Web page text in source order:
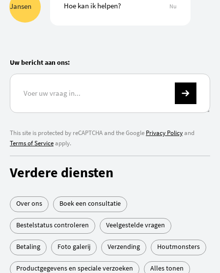
Hoe kan ik helpen? Nu
Uw bericht aan ons:
This site is protected by reCAPTCHA and the Google Privacy Policyand
Terms of Serviceapply.
Verdere diensten
Over ons Boek een consultatie
Bestelstatus controleren Veelgestelde vragen
Betaling Foto galerij Verzending Houtmonsters
Productgegevens en speciale verzoeken Alles tonen